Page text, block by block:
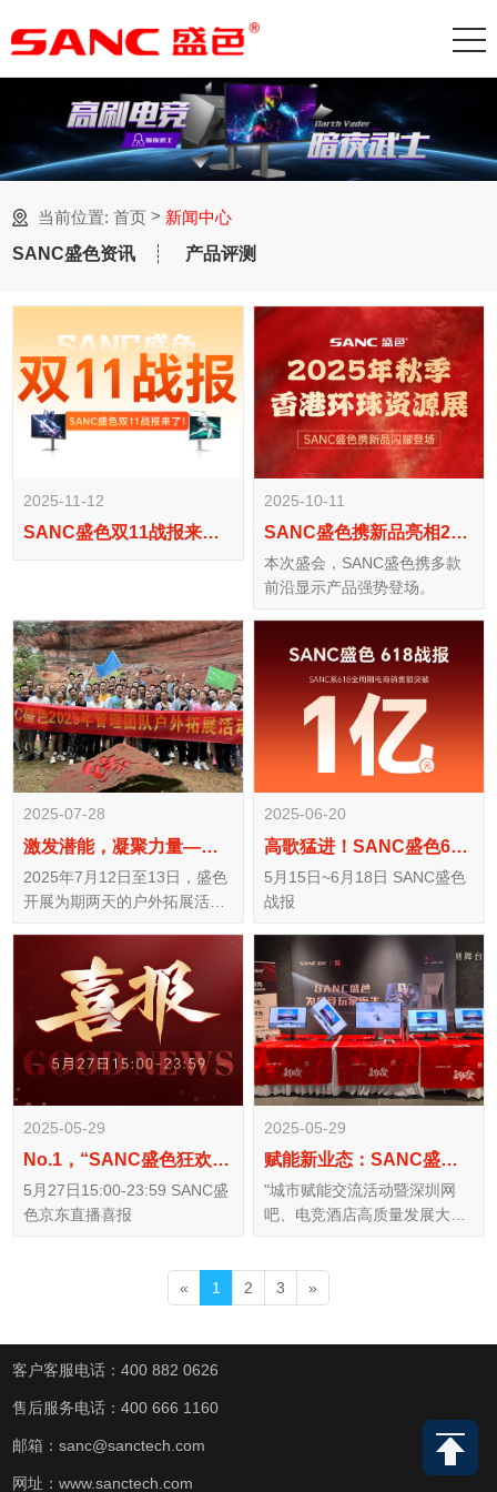
当前位置: 首页 > 新闻中心
SANC盛色资讯
产品评测
2025-11-12
SANC盛色双11战报来了！
2025-10-11
SANC盛色携新品亮相2025年秋季香港 环球资源展，引领视觉科技新趋势
本次盛会，SANC盛色携多款
前沿显示产品强势登场。
2025-07-28
激发潜能，凝聚力量——记SANC盛色2025年管理团队户外拓展活动
2025年7月12日至13日，盛色
开展为期两天的户外拓展活
2025-06-20
高歌猛进！SANC盛色618战报！
5月15日~6月18日 SANC盛色
战报
2025-05-29
No.1，“SANC盛色狂欢日”喜报！
5月27日15:00-23:59 SANC盛
色京东直播喜报
2025-05-29
赋能新业态：SANC盛色亮相深圳电竞产业盛会
"城市赋能交流活动暨深圳网
吧、电竞酒店高质量发展大
« 1 2 3 »
客户客服电话：400 882 0626
售后服务电话：400 666 1160
邮箱：sanc@sanctech.com
网址：www.sanctech.com